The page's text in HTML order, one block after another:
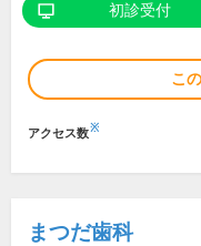
初診受付
こ
アクセス数※
まつだ歯科